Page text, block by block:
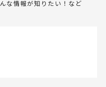
な情報が知りたい！など